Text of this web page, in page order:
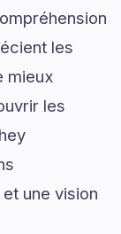
les
mieux
les
une vision